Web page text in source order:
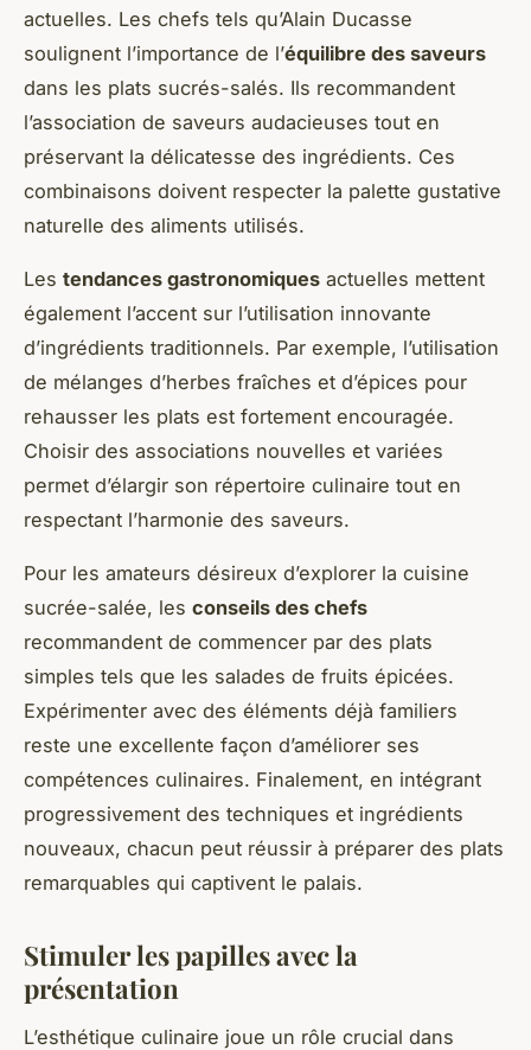
actuelles. Les chefs tels qu’Alain Ducasse
soulignent l’importance de l’équilibre des saveurs
dans les plats sucrés-salés. Ils recommandent
l’association de saveurs audacieuses tout en
préservant la délicatesse des ingrédients. Ces
combinaisons doivent respecter la palette gustative
naturelle des aliments utilisés.
Les tendances gastronomiques actuelles mettent
également l’accent sur l’utilisation innovante
d’ingrédients traditionnels. Par exemple, l’utilisation
de mélanges d’herbes fraîches et d’épices pour
rehausser les plats est fortement encouragée.
Choisir des associations nouvelles et variées
permet d’élargir son répertoire culinaire tout en
respectant l’harmonie des saveurs.
Pour les amateurs désireux d’explorer la cuisine
sucrée-salée, les conseils des chefs
recommandent de commencer par des plats
simples tels que les salades de fruits épicées.
Expérimenter avec des éléments déjà familiers
reste une excellente façon d’améliorer ses
compétences culinaires. Finalement, en intégrant
progressivement des techniques et ingrédients
nouveaux, chacun peut réussir à préparer des plats
remarquables qui captivent le palais.
Stimuler les papilles avec la
présentation
L’esthétique culinaire joue un rôle crucial dans